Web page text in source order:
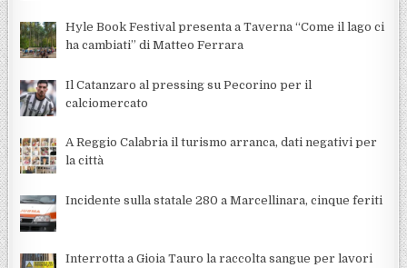
Hyle Book Festival presenta a Taverna “Come il lago ci
ha cambiati” di Matteo Ferrara
Il Catanzaro al pressing su Pecorino per il
calciomercato
A Reggio Calabria il turismo arranca, dati negativi per
la città
Incidente sulla statale 280 a Marcellinara, cinque feriti
Interrotta a Gioia Tauro la raccolta sangue per lavori